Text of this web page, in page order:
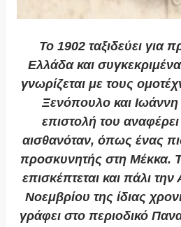
To 1902 ταξιδεύει για
Ελλάδα και
γνωρίζεται με τους
Ξενόπουλο και
επιστολή του
αισθανόταν, όπως ένας
προσκυνητής στη Μέκκα.
επισκέπτεται και πάλι
Νοεμβρίου της ίδιας
γράφει στο περιοδικό